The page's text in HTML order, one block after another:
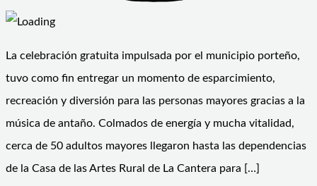
La celebración gratuita impulsada por el municipio porteño,
tuvo como fin entregar un momento de esparcimiento,
recreación y diversión para las personas mayores gracias a la
música de antaño. Colmados de energía y mucha vitalidad,
cerca de 50 adultos mayores llegaron hasta las dependencias
de la Casa de las Artes Rural de La Cantera para […]